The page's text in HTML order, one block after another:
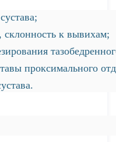
склонность к вывихам;
проксимального